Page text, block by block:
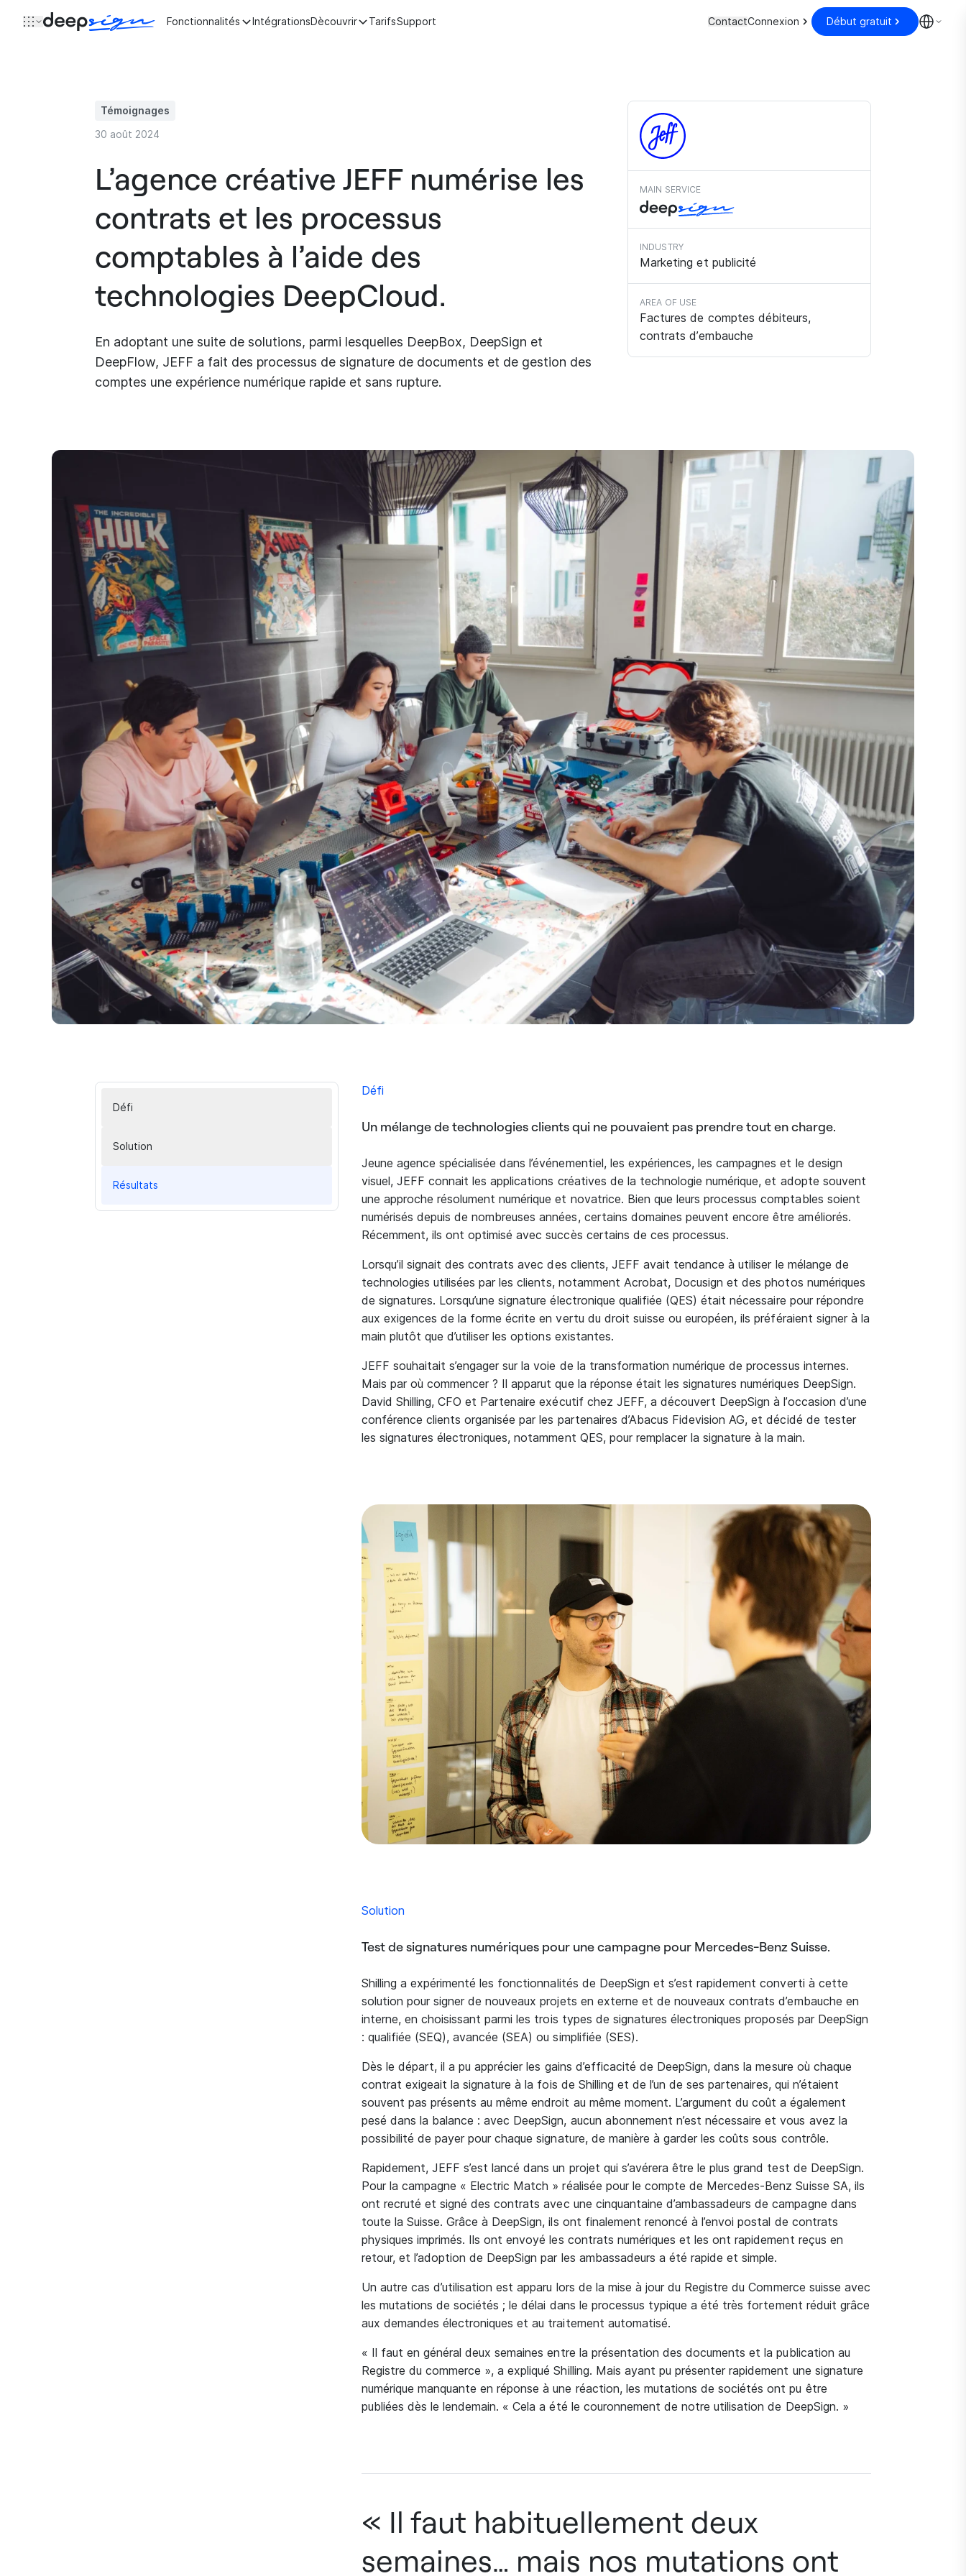
Fonctionnalités IntégrationsDècouvrir TarifsSupport ContactConnexion Début gratuit
Témoignages
30 août 2024
L’agence créative JEFF numérise les
contrats et les processus
comptables à l’aide des
technologies DeepCloud.
En adoptant une suite de solutions, parmi lesquelles DeepBox, DeepSign et
DeepFlow, JEFF a fait des processus de signature de documents et de gestion des
comptes une expérience numérique rapide et sans rupture.
MAIN SERVICE
INDUSTRY
Marketing et publicité
AREA OF USE
Factures de comptes débiteurs,
contrats d’embauche
Défi
Solution
Résultats
Défi
Un mélange de technologies clients qui ne pouvaient pas prendre tout en charge.
Jeune agence spécialisée dans l’événementiel, les expériences, les campagnes et le design
visuel, JEFF connait les applications créatives de la technologie numérique, et adopte souvent
une approche résolument numérique et novatrice. Bien que leurs processus comptables soient
numérisés depuis de nombreuses années, certains domaines peuvent encore être améliorés.
Récemment, ils ont optimisé avec succès certains de ces processus.
Lorsqu’il signait des contrats avec des clients, JEFF avait tendance à utiliser le mélange de
technologies utilisées par les clients, notamment Acrobat, Docusign et des photos numériques
de signatures. Lorsqu’une signature électronique qualifiée (QES) était nécessaire pour répondre
aux exigences de la forme écrite en vertu du droit suisse ou européen, ils préféraient signer à la
main plutôt que d’utiliser les options existantes.
JEFF souhaitait s’engager sur la voie de la transformation numérique de processus internes.
Mais par où commencer ? Il apparut que la réponse était les signatures numériques DeepSign.
David Shilling, CFO et Partenaire exécutif chez JEFF, a découvert DeepSign à l’occasion d’une
conférence clients organisée par les partenaires d’Abacus Fidevision AG, et décidé de tester
les signatures électroniques, notamment QES, pour remplacer la signature à la main.
Solution
Test de signatures numériques pour une campagne pour Mercedes-Benz Suisse.
Shilling a expérimenté les fonctionnalités de DeepSign et s’est rapidement converti à cette
solution pour signer de nouveaux projets en externe et de nouveaux contrats d’embauche en
interne, en choisissant parmi les trois types de signatures électroniques proposés par DeepSign
: qualifiée (SEQ), avancée (SEA) ou simplifiée (SES).
Dès le départ, il a pu apprécier les gains d’efficacité de DeepSign, dans la mesure où chaque
contrat exigeait la signature à la fois de Shilling et de l’un de ses partenaires, qui n’étaient
souvent pas présents au même endroit au même moment. L’argument du coût a également
pesé dans la balance : avec DeepSign, aucun abonnement n’est nécessaire et vous avez la
possibilité de payer pour chaque signature, de manière à garder les coûts sous contrôle.
Rapidement, JEFF s’est lancé dans un projet qui s’avérera être le plus grand test de DeepSign.
Pour la campagne « Electric Match » réalisée pour le compte de Mercedes-Benz Suisse SA, ils
ont recruté et signé des contrats avec une cinquantaine d’ambassadeurs de campagne dans
toute la Suisse. Grâce à DeepSign, ils ont finalement renoncé à l’envoi postal de contrats
physiques imprimés. Ils ont envoyé les contrats numériques et les ont rapidement reçus en
retour, et l’adoption de DeepSign par les ambassadeurs a été rapide et simple.
Un autre cas d’utilisation est apparu lors de la mise à jour du Registre du Commerce suisse avec
les mutations de sociétés ; le délai dans le processus typique a été très fortement réduit grâce
aux demandes électroniques et au traitement automatisé.
« Il faut en général deux semaines entre la présentation des documents et la publication au
Registre du commerce », a expliqué Shilling. Mais ayant pu présenter rapidement une signature
numérique manquante en réponse à une réaction, les mutations de sociétés ont pu être
publiées dès le lendemain. « Cela a été le couronnement de notre utilisation de DeepSign. »
« Il faut habituellement deux
semaines… mais nos mutations ont